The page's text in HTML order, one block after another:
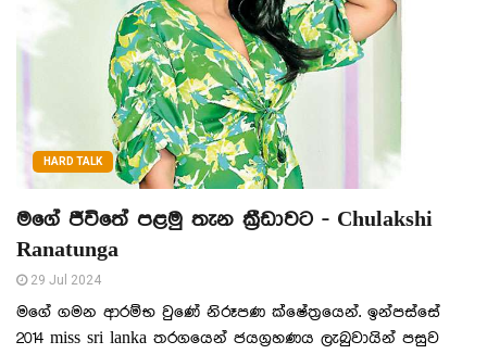
HARD TALK
මගේ ජීවිතේ පළමු තැන ක්‍රීඩාවට - Chulakshi
Ranatunga
29 Jul 2024
මගේ ගමන ආරම්භ වුණේ නිරූපණ ක්ෂේත්‍රයෙන්. ඉන්පස්සේ
2014 miss sri lanka තරගයෙන් ජයග්‍රහණය ලැබුවායින් පසුව